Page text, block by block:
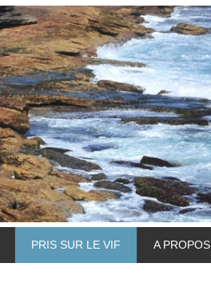
PRIS SUR LE VIF A PROPOS